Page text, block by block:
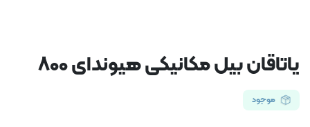
یاتاقان بیل مکانیکی هیوندای 800
موجود